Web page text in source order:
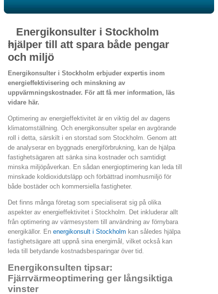
Energikonsulter i Stockholm
hjälper till att spara både pengar
och miljö
Energikonsulter i Stockholm erbjuder expertis inom
energieffektivisering och minskning av
uppvärmningskostnader. För att få mer information, läs
vidare här.
Optimering av energieffektivitet är en viktig del av dagens
klimatomställning. Och energikonsulter spelar en avgörande
roll i detta, särskilt i en storstad som Stockholm. Genom att
de analyserar en byggnads energiförbrukning, kan de hjälpa
fastighetsägaren att sänka sina kostnader och samtidigt
minska miljöpåverkan. En sådan energioptimering kan leda till
minskade koldioxidutsläpp och förbättrad inomhusmiljö för
både bostäder och kommersiella fastigheter.
Det finns många företag som specialiserat sig på olika
aspekter av energieffektivitet i Stockholm. Det inkluderar allt
från optimering av värmesystem till användning av förnybara
energikällor. En energikonsult i Stockholm kan således hjälpa
fastighetsägare att uppnå sina energimål, vilket också kan
leda till betydande kostnadsbesparingar över tid.
Energikonsulten tipsar:
Fjärrvärmeoptimering ger långsiktiga
vinster